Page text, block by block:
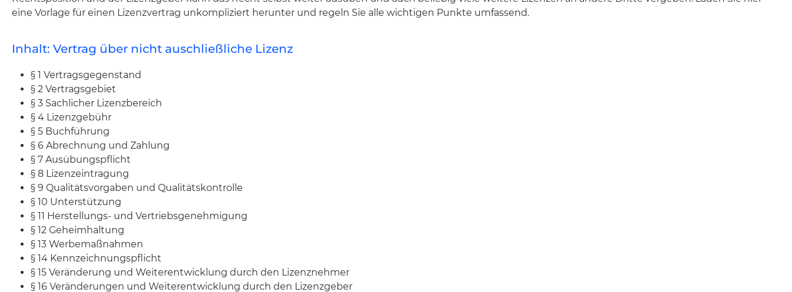
eine Vorlage für einen Lizenzvertrag unkompliziert herunter und regeln Sie alle wichtigen Punkte umfassend.
Inhalt: Vertrag über nicht auschließliche Lizenz
§ 1 Vertragsgegenstand
§ 2 Vertragsgebiet
§ 3 Sachlicher Lizenzbereich
§ 4 Lizenzgebühr
§ 5 Buchführung
§ 6 Abrechnung und Zahlung
§ 7 Ausübungspflicht
§ 8 Lizenzeintragung
§ 9 Qualitätsvorgaben und Qualitätskontrolle
§ 10 Unterstützung
§ 11 Herstellungs- und Vertriebsgenehmigung
§ 12 Geheimhaltung
§ 13 Werbemaßnahmen
§ 14 Kennzeichnungspflicht
§ 15 Veränderung und Weiterentwicklung durch den Lizenznehmer
§ 16 Veränderungen und Weiterentwicklung durch den Lizenzgeber